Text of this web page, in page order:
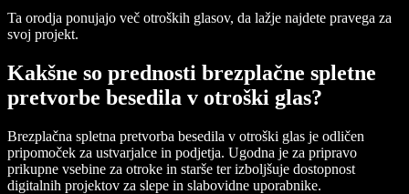
Ta orodja ponujajo več otroških glasov, da lažje najdete pravega za
svoj projekt.
Kakšne so prednosti brezplačne spletne
pretvorbe besedila v otroški glas?
Brezplačna spletna pretvorba besedila v otroški glas je odličen
pripomoček za ustvarjalce in podjetja. Ugodna je za pripravo
prikupne vsebine za otroke in starše ter izboljšuje dostopnost
digitalnih projektov za slepe in slabovidne uporabnike.